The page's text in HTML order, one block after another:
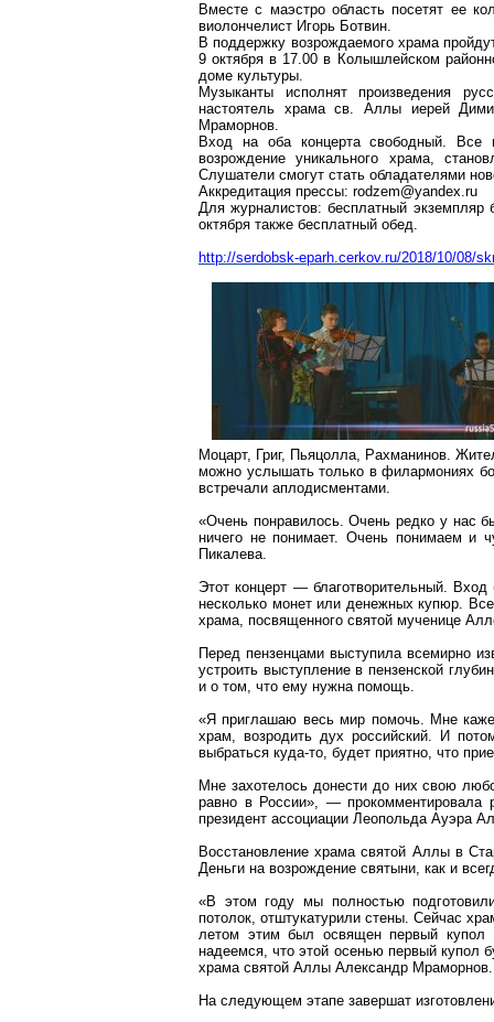
Вместе с маэстро область посетят ее
виолончелист Игорь Ботвин.
В поддержку возрождаемого храма
9 октября в 17.00 в Колышлейском
доме культуры.
Музыканты исполнят произведения
настоятель храма св. Аллы иерей
Мраморнов.
Вход на оба концерта свободный. Все
возрождение уникального храма,
Слушатели смогут стать обладателями
Аккредитация прессы: rodzem@yandex.ru
Для журналистов: бесплатный экземпляр
октября также бесплатный обед.
http://serdobsk-eparh.cerkov.ru/2018/10/08/
Моцарт, Григ, Пьяцолла, Рахманинов.
можно услышать только в филармониях
встречали аплодисментами.
«Очень понравилось. Очень редко у нас
ничего не понимает. Очень понимаем и
Пикалева.
Этот концерт — благотворительный.
несколько монет или денежных купюр.
храма, посвященного святой мученице
Перед пензенцамивыступила всемирно
устроить выступление в пензенской
и о том, что ему нужна помощь.
«Я приглашаю весь мир помочь. Мне
храм, возродить дух российский. И
выбраться куда-то, будет приятно, что
Мне захотелось донести до них свою
равно в России», — прокомментировала
президент ассоциации Леопольда Ауэра
Восстановление храма святой Аллы в
Деньги на возрождение святыни, как и
«В этом году мы полностью
потолок, отштукатурили стены. Сейчас
летом этим был освящен первый купол
надеемся, что этой осенью первый купол
храма святой Аллы Александр Мраморнов.
На следующем этапе завершат